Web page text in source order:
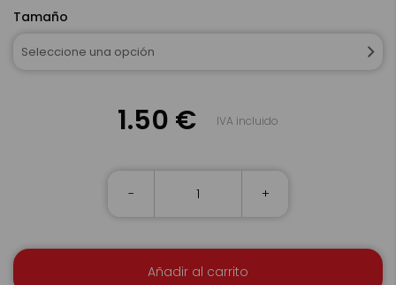
Tamaño
Seleccione una opción
1.50 € IVA incluido
- +
Añadir al carrito